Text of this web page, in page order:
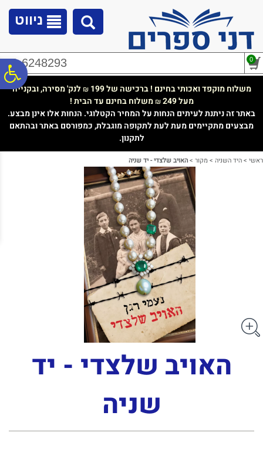
נגישות
ניווט
02-6248293 0
משלוח מוקפד ואכותי בחינם ! ברכישה של 199 ₪ לנק' מסירה, ובקנייה
מעל 249
₪משלוח בחינם עד הבית !
באתר זה ניתנת לעיתים הנחות על המחיר הקטלוגי. הנחות אלו אינן מבצע.
מבצעים מתקיימים מעת לעת לתקופה מוגבלת, כמפורסם באתר ובהתאם
לתקנון.
ראשי >היד השניה >מקור >האויב שלצדי - יד שניה
האויב שלצדי - יד
שניה